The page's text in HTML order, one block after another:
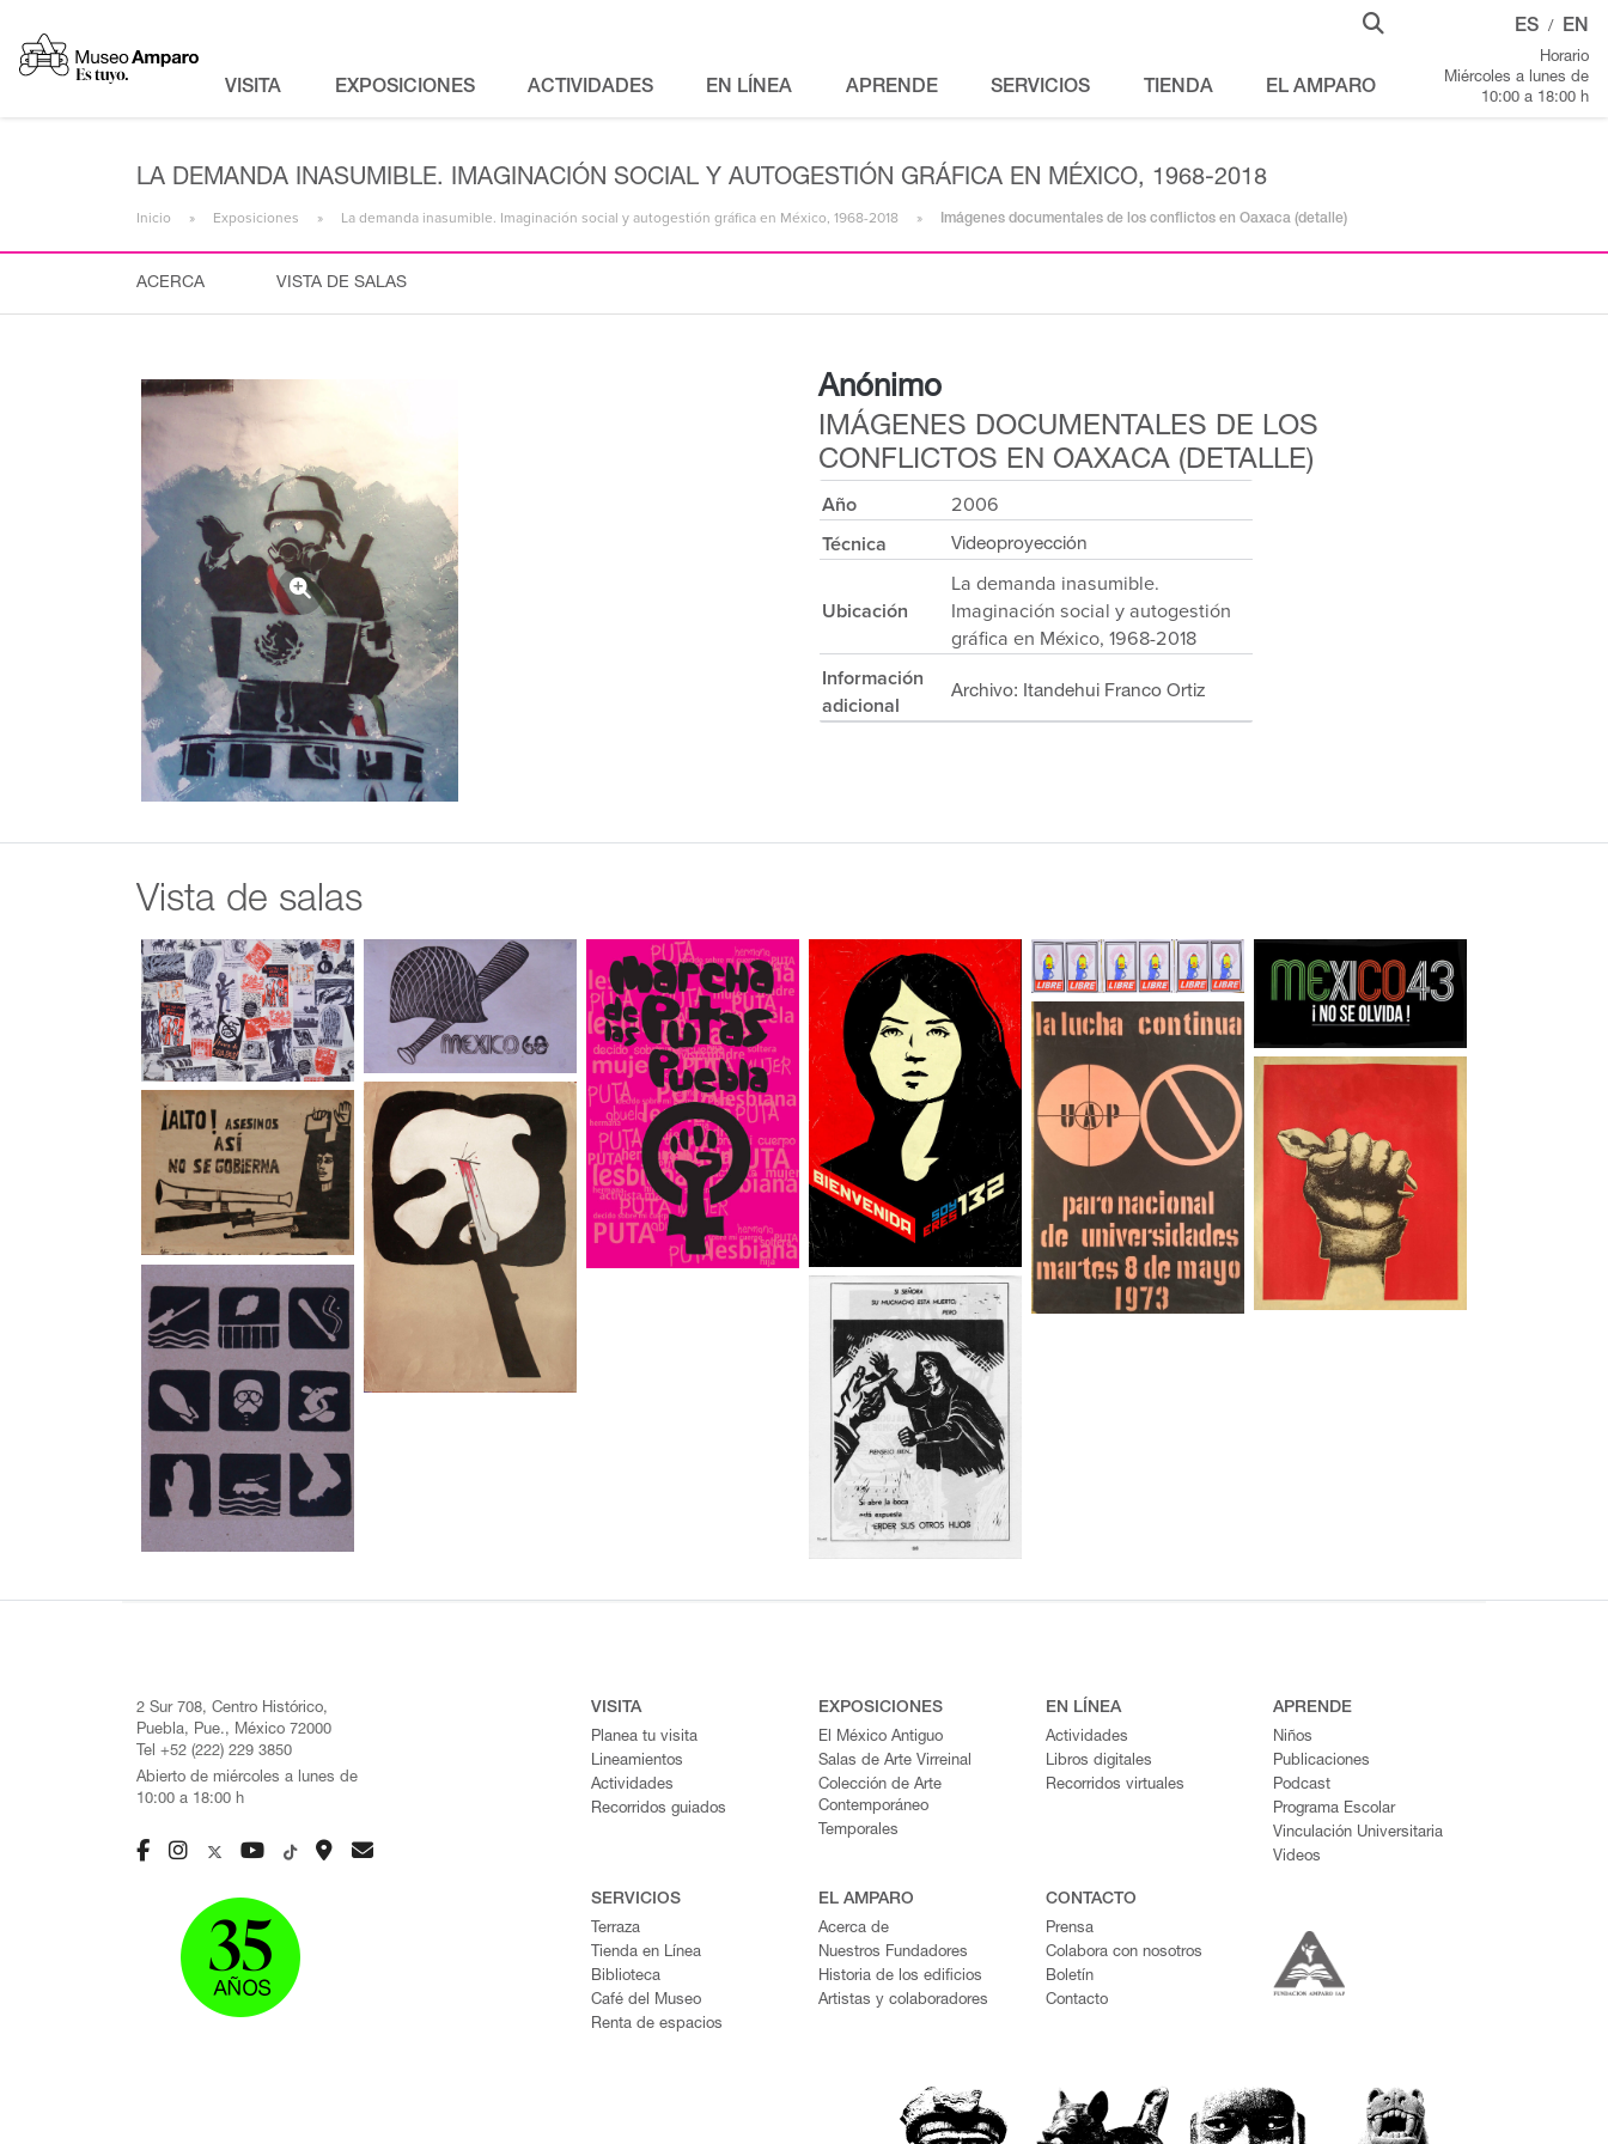
VISITA EXPOSICIONES ACTIVIDADES EN LÍNEA APRENDE SERVICIOS TIENDA EL AMPARO
ES / EN
Horario
Miércoles a lunes de
10:00 a 18:00 h
LA DEMANDA INASUMIBLE. IMAGINACIÓN SOCIAL Y AUTOGESTIÓN GRÁFICA EN MÉXICO, 1968-2018
Inicio Exposiciones La demanda inasumible. Imaginación social y autogestión gráfica en México, 1968-2018 Imágenes documentales de los conflictos en Oaxaca (detalle)
ACERCA VISTA DE SALAS
Anónimo
IMÁGENES DOCUMENTALES DE LOS
CONFLICTOS EN OAXACA (DETALLE)
Año
2006
Técnica
Videoproyección
Ubicación
La demanda inasumible.
Imaginación social y autogestión
gráfica en México, 1968-2018
Información
adicional
Archivo: Itandehui Franco Ortiz
Vista de salas
2 Sur 708, Centro Histórico,
Puebla, Pue., México 72000
Tel +52 (222) 229 3850
Abierto de miércoles a lunes de
10:00 a 18:00 h
VISITA
Planea tu visita
Lineamientos
Actividades
Recorridos guiados
EXPOSICIONES
El México Antiguo
Salas de Arte Virreinal
Colección de Arte
Contemporáneo
Temporales
EN LÍNEA
Actividades
Libros digitales
Recorridos virtuales
APRENDE
Niños
Publicaciones
Podcast
Programa Escolar
Vinculación Universitaria
Videos
SERVICIOS
Terraza
Tienda en Línea
Biblioteca
Café del Museo
Renta de espacios
EL AMPARO
Acerca de
Nuestros Fundadores
Historia de los edificios
Artistas y colaboradores
CONTACTO
Prensa
Colabora con nosotros
Boletín
Contacto